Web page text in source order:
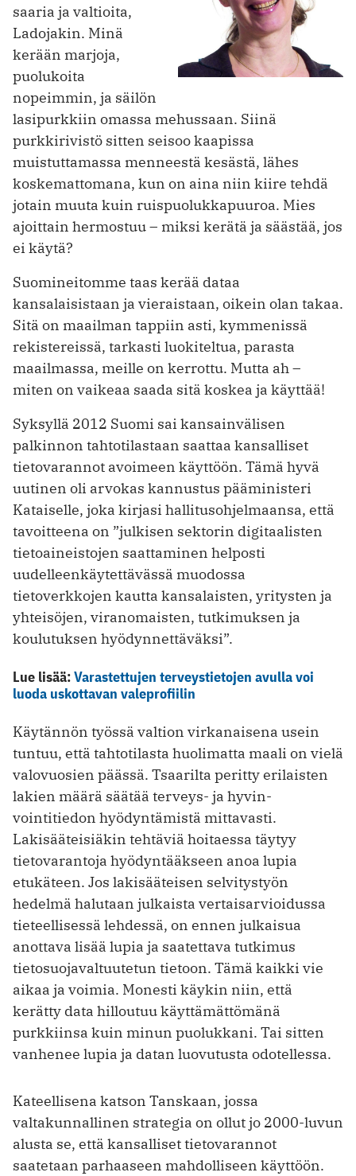
saaria ja valtioita,
Ladojakin. Minä
kerään marjoja,
puolukoita
nopeimmin, ja säilön
lasipurkkiin omassa mehussaan. Siinä
purkkirivistö sitten seisoo kaapissa
muistuttamassa menneestä kesästä, lähes
koskemattomana, kun on aina niin kiire tehdä
jotain muuta kuin ruispuolukkapuuroa. Mies
ajoittain hermostuu – miksi kerätä ja säästää, jos
ei käytä?
Suomineitomme taas kerää dataa
kansalaisistaan ja vieraistaan, oikein olan takaa.
Sitä on maailman tappiin asti, kymmenissä
rekistereissä, tarkasti luokiteltua, parasta
maailmassa, meille on kerrottu. Mutta ah –
miten on vaikeaa saada sitä koskea ja käyttää!
Syksyllä 2012 Suomi sai kansainvälisen
palkinnon tahtotilastaan saattaa kansalliset
tietovarannot avoimeen käyttöön. Tämä hyvä
uutinen oli arvokas kannustus pääministeri
Kataiselle, joka kirjasi hallitusohjelmaansa, että
tavoitteena on ”julkisen sektorin digitaalisten
tietoaineistojen saattaminen helposti
uudelleenkäytettävässä muodossa
tietoverkkojen kautta kansalaisten, yritysten ja
yhteisöjen, viranomaisten, tutkimuksen ja
koulutuksen hyödynnettäväksi”.
Lue lisää:Varastettujen terveystietojen avulla voi
luoda uskottavan valeprofiilin
Käytännön työssä valtion virkanaisena usein
tuntuu, että tahtotilasta huolimatta maali on vielä
valovuosien päässä. Tsaarilta peritty erilaisten
lakien määrä säätää terveys- ja hyvin­
vointitiedon hyödyntämistä mittavasti.
Lakisääteisiäkin tehtäviä hoitaessa täytyy
tietovarantoja hyödyntääkseen anoa lupia
etukäteen. Jos lakisääteisen selvitystyön
hedelmä halutaan julkaista vertaisarvioi­dussa
tieteellisessä lehdessä, on ennen julkaisua
anottava lisää lupia ja saatet­tava tutkimus
tietosuojavaltuutetun tietoon. Tämä kaikki vie
aikaa ja voimia. Monesti käykin niin, että
kerätty data hilloutuu käyttämättömänä
purkkiinsa kuin minun puolukkani. Tai sitten
vanhenee lupia ja datan luovutusta odotellessa.
Kateellisena katson Tanskaan, jossa
valtakunnallinen strategia on ollut jo 2000-luvun
alusta se, että kansalliset tietovarannot
saatetaan parhaaseen mahdolliseen käyttöön.